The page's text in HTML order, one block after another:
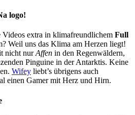
logo!
extra in klimafreundlichem Full
Weil uns das Klima am Herzen liegt!
nicht nurAffen in den Regenwäldern,
Pinguine in der Antarktis. Keine
Wifey liebt’s übrigens auch
einen Gamer mit Herz und Hirn.